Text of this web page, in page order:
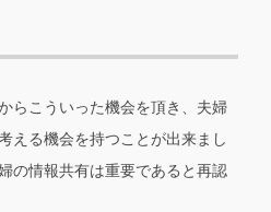
らこういった機会を頂き、夫婦
える機会を持つことが出来まし
の情報共有は重要であると再認